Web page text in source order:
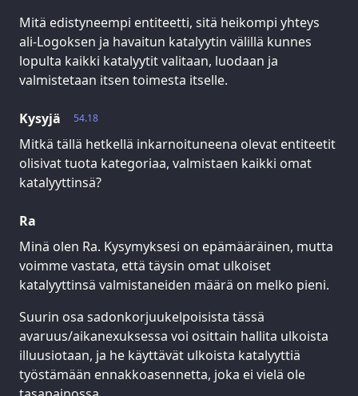
Mitä edistyneempi entiteetti, sitä heikompi yhteys
ali-Logoksen ja havaitun katalyytin välillä kunnes
lopulta kaikki katalyytit valitaan, luodaan ja
valmistetaan itsen toimesta itselle.
54.18
Kysyjä
Mitkä tällä hetkellä inkarnoituneena olevat entiteetit
olisivat tuota kategoriaa, valmistaen kaikki omat
katalyyttinsä?
Ra
Minä olen Ra. Kysymyksesi on epämääräinen, mutta
voimme vastata, että täysin omat ulkoiset
katalyyttinsä valmistaneiden määrä on melko pieni.
Suurin osa sadonkorjuukelpoisista tässä
avaruus/aikanexuksessa voi osittain hallita ulkoista
illuusiotaan, ja he käyttävät ulkoista katalyyttiä
työstämään ennakkoasennetta, joka ei vielä ole